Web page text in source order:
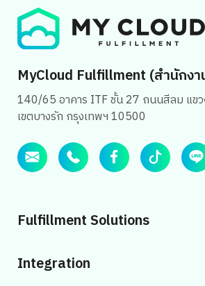
MyCloud Fulfillment (สำนักง
140/65 อาคาร ITF ชั้น 27 ถนนสีลม แข
เขตบางรัก กรุงเทพฯ 10500
Fulfillment Solutions
Integration